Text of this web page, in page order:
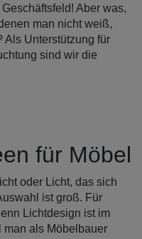
Aber was,
man nicht weiß,
Als Unterstützung für
sind wir die
für Möbel
oder Licht, das sich
ist groß. Für
Lichtdesign ist im
als Möbelbauer